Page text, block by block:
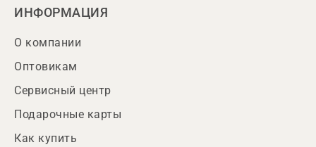
ИНФОРМАЦИЯ
О компании
Оптовикам
Сервисный центр
Подарочные карты
Как купить